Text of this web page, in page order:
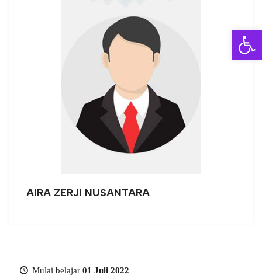
AIRA ZERJI NUSANTARA
Mulai belajar 01 Juli 2022